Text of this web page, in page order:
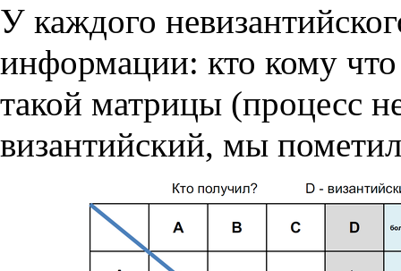
У каждого
информации: кто кому
такой матрицы (процесс
византийский, мы